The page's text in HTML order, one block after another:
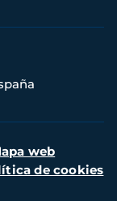
web
de cookies